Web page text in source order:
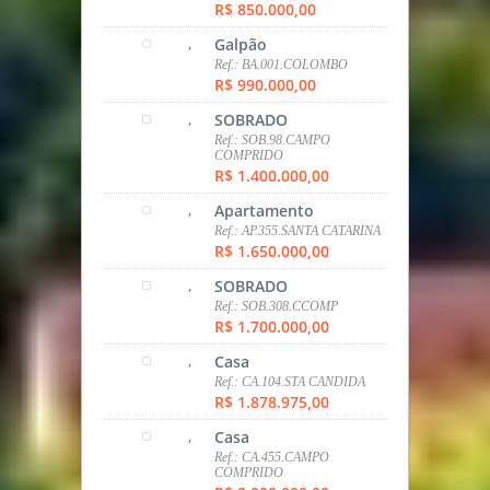
Apartamento
Ref.: AP411.ECOVILLE
R$ 710.000,00
Terreno
Ref.: TER.SÃO BRAZ
R$ 780.000,00
Casa
Ref.: CA.402.SÃO BRAZ
R$ 780.000,00
SOBRADO
Ref.: SOB.10.NOVO MUNDO
R$ 830.000,00
SOBRADO
Ref.: SOB.401.PINHEIRINHO
R$ 850.000,00
Galpão
Ref.: BA.001.COLOMBO
R$ 990.000,00